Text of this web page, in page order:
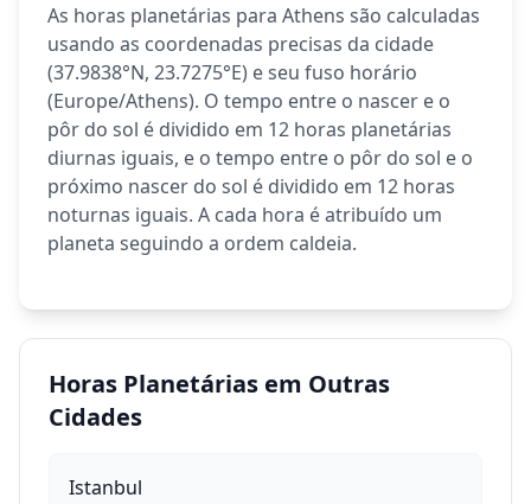
As horas planetárias para Athens são calculadas
usando as coordenadas precisas da cidade
(37.9838°N, 23.7275°E) e seu fuso horário
(Europe/Athens). O tempo entre o nascer e o
pôr do sol é dividido em 12 horas planetárias
diurnas iguais, e o tempo entre o pôr do sol e o
próximo nascer do sol é dividido em 12 horas
noturnas iguais. A cada hora é atribuído um
planeta seguindo a ordem caldeia.
Horas Planetárias em Outras
Cidades
Istanbul